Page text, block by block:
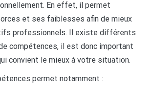
En effet, il permet
et ses faiblesses afin de mieux
professionnels. Il existe différents
compétences, il est donc important
convient le mieux à votre situation.
permet notamment :